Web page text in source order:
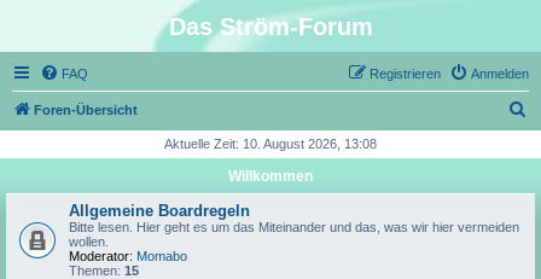
Das Ström-Forum
FAQ Anmelden
Registrieren
Foren-Übersicht
h
Aktuelle Zeit: 10. August 2026, 13:08
Willkommen
Allgemeine Boardregeln
Bitte lesen. Hier geht es um das Miteinander und das, was wir hier vermeiden
wollen.
Moderator: Momabo
Themen: 15